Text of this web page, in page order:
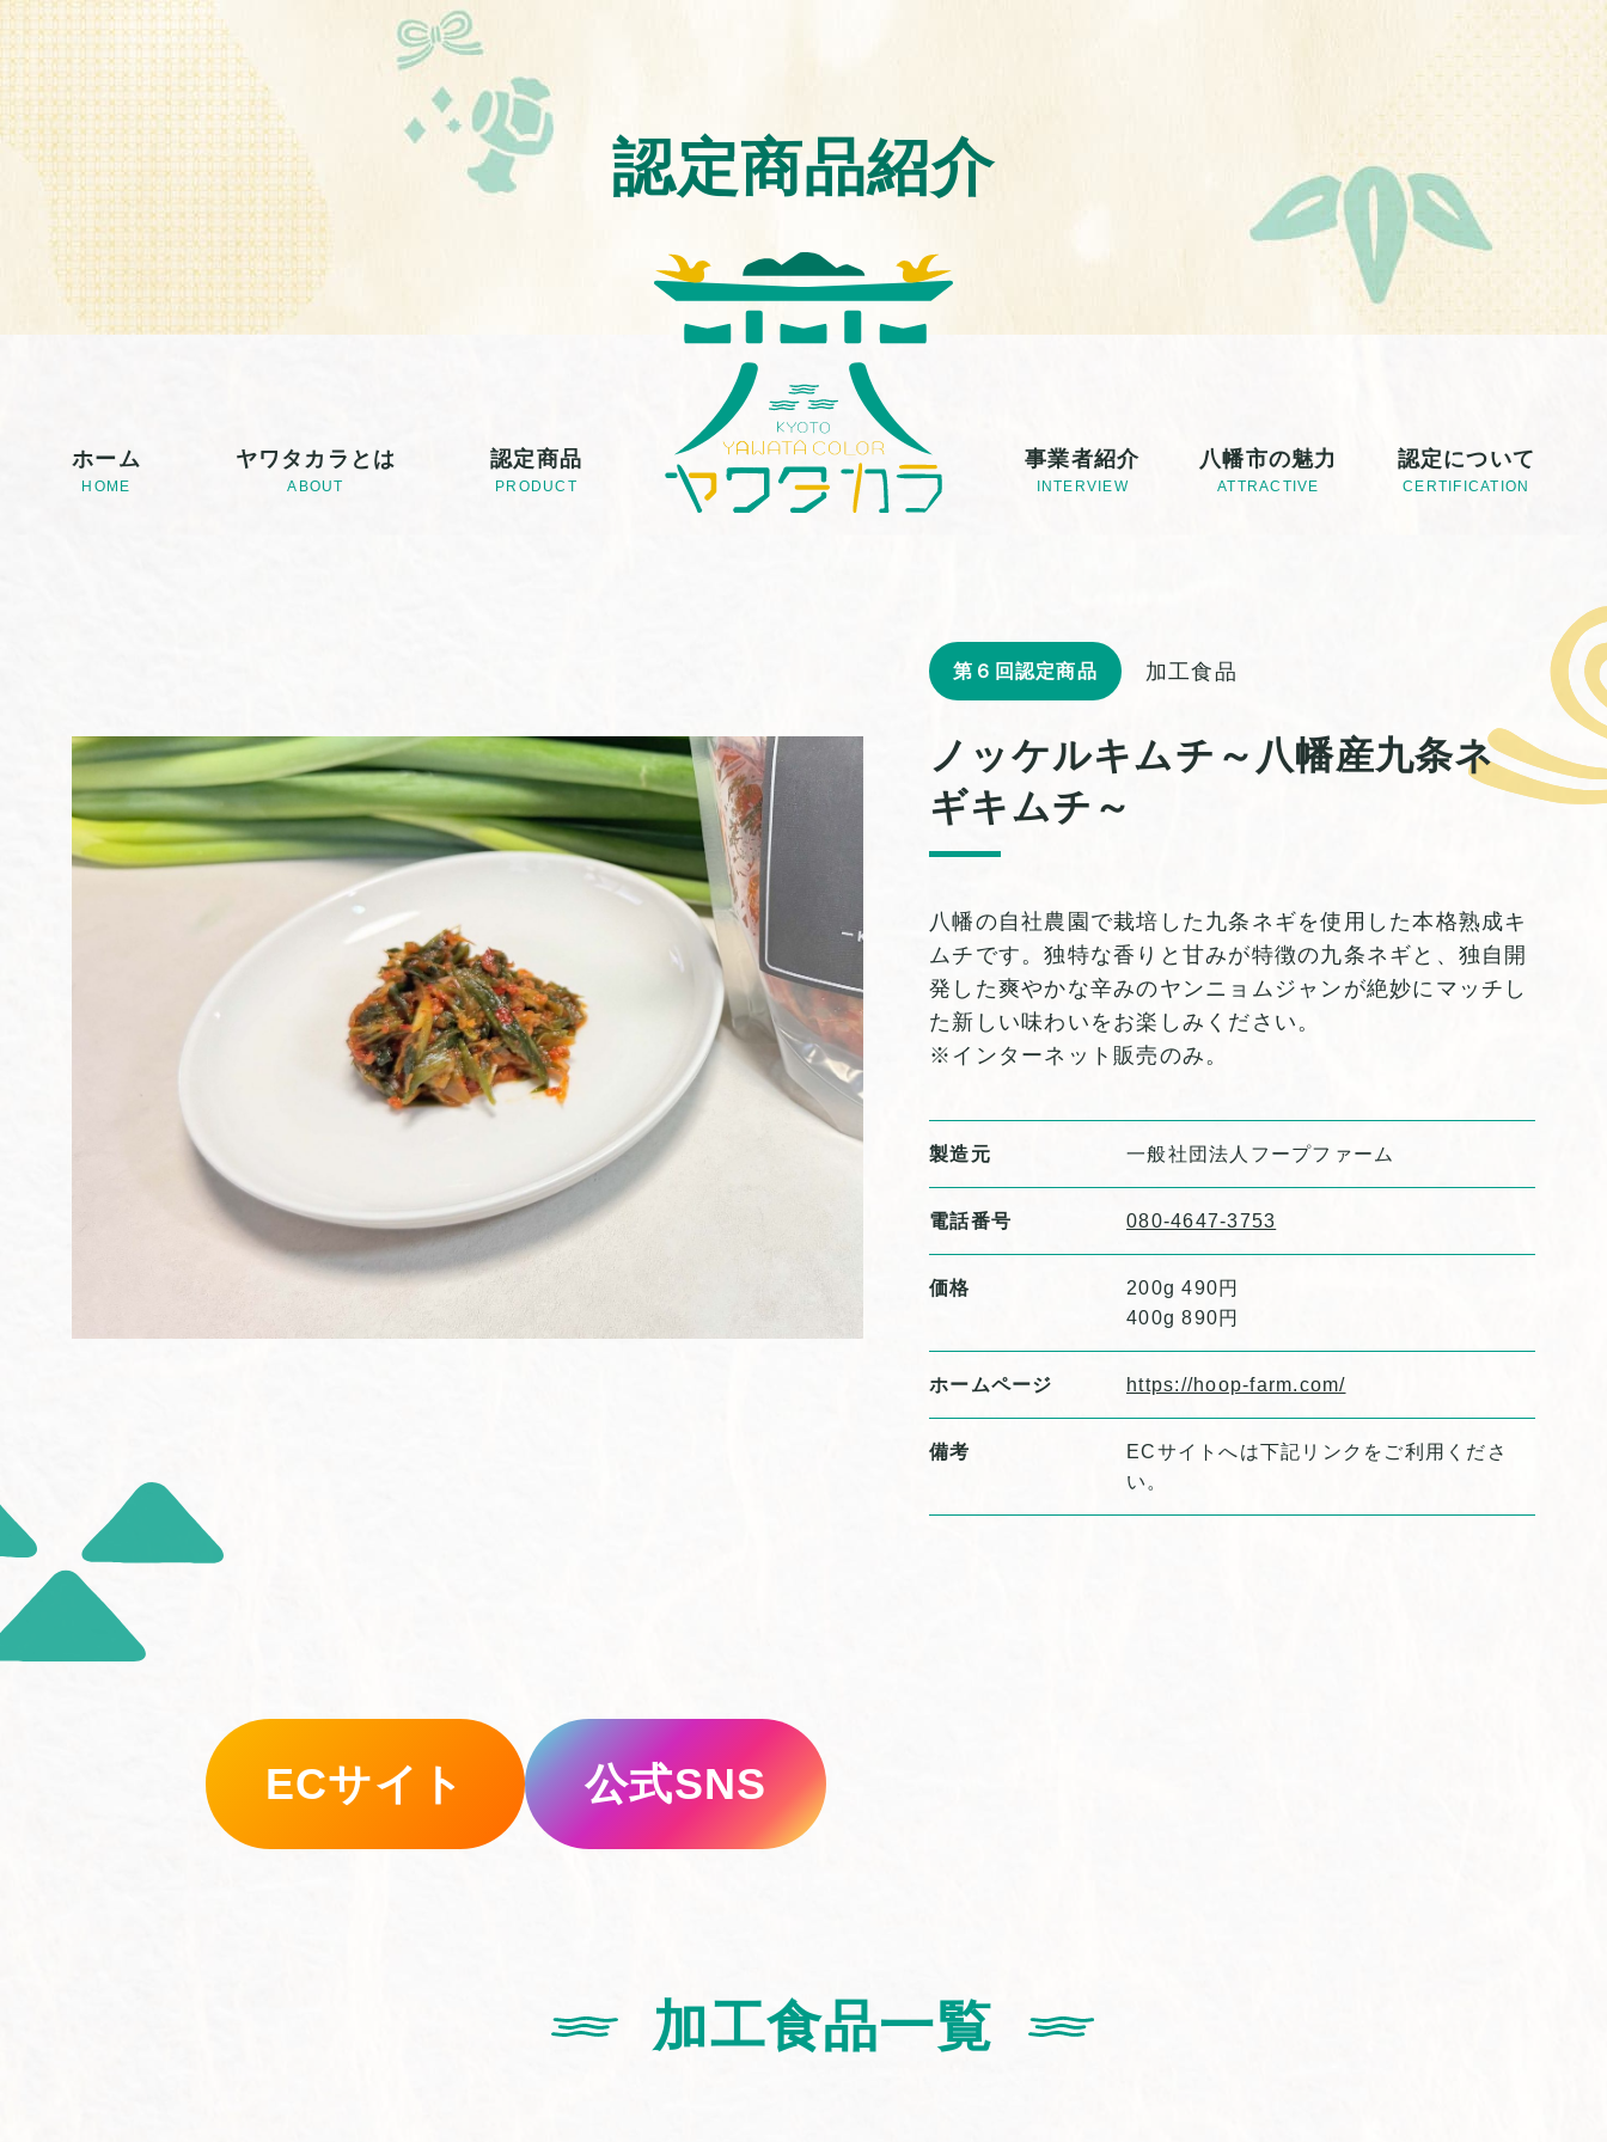
ホーム
HOME
ヤワタカラとは
ABOUT
認定商品
PRODUCT
事業者紹介
INTERVIEW
八幡市の魅力
ATTRACTIVE
認定について
CERTIFICATION
認定商品紹介
第６回認定商品 加工食品
ノッケルキムチ～八幡産九条ネ
ギキムチ～
八幡の自社農園で栽培した九条ネギを使用した本格熟成キ
ムチです。独特な香りと甘みが特徴の九条ネギと、独自開
発した爽やかな辛みのヤンニョムジャンが絶妙にマッチし
た新しい味わいをお楽しみください。
※インターネット販売のみ。
製造元 一般社団法人フープファーム
電話番号 080-4647-3753
価格
200g 490円
400g 890円
ホームページ https://hoop-farm.com/
備考
ECサイトへは下記リンクをご利用くださ
い。
ECサイト 公式SNS
加工食品一覧